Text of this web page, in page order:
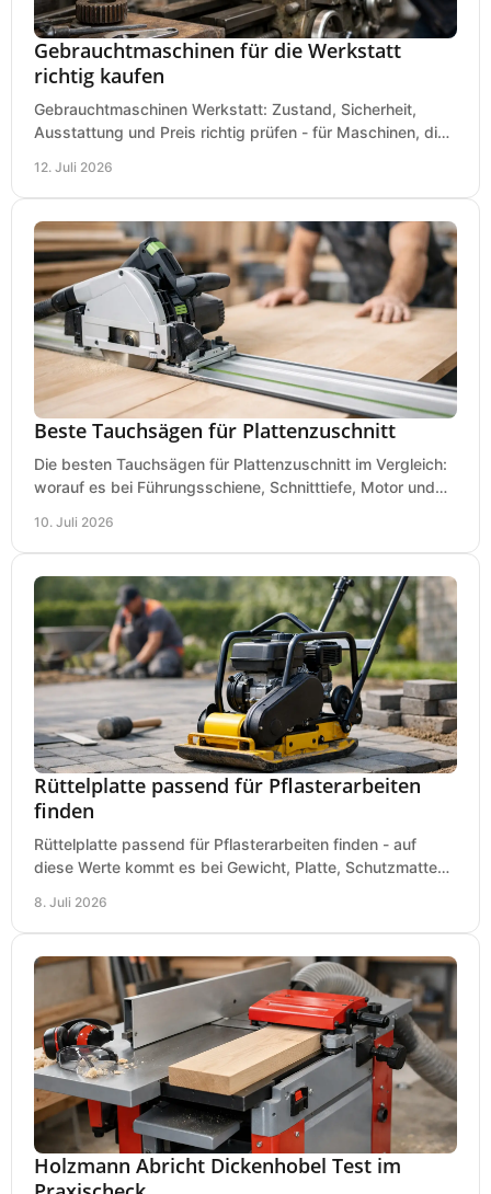
Gebrauchtmaschinen für die Werkstatt
richtig kaufen
Gebrauchtmaschinen Werkstatt: Zustand, Sicherheit,
Ausstattung und Preis richtig prüfen - für Maschinen, die
12. Juli 2026
Beste Tauchsägen für Plattenzuschnitt
Die besten Tauchsägen für Plattenzuschnitt im Vergleich:
worauf es bei Führungsschiene, Schnitttiefe, Motor und
10. Juli 2026
Rüttelplatte passend für Pflasterarbeiten
finden
Rüttelplatte passend für Pflasterarbeiten finden - auf
diese Werte kommt es bei Gewicht, Platte, Schutzmatte
8. Juli 2026
Holzmann Abricht Dickenhobel Test im